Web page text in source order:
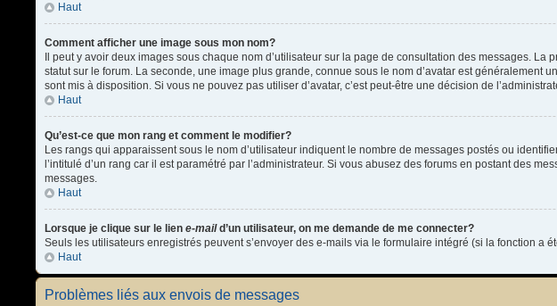
Haut
Comment afficher une image sous mon nom?
Il peut y avoir deux images sous chaque nom d’utilisateur sur la page de consultation des messages.
statut sur le forum. La seconde, une image plus grande, connue sous le nom d’avatar est généralement
sont mis à disposition. Si vous ne pouvez pas utiliser d’avatar, c’est peut-être une décision de
Haut
Qu’est-ce que mon rang et comment le modifier?
Les rangs qui apparaissent sous le nom d’utilisateur indiquent le nombre de messages postés ou
l’intitulé d’un rang car il est paramétré par l’administrateur. Si vous abusez des forums en postant des
messages.
Haut
Lorsque je clique sur le lien e-maild’un utilisateur, on me demande de me connecter?
Seuls les utilisateurs enregistrés peuvent s’envoyer des e-mails via le formulaire intégré (si la fonction
Haut
Problèmes liés aux envois de messages